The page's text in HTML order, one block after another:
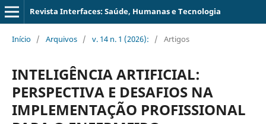
Revista Interfaces: Saúde, Humanas e Tecnologia
Início / Arquivos / v. 14 n. 1 (2026): / Artigos
INTELIGÊNCIA ARTIFICIAL:
PERSPECTIVA E DESAFIOS NA
IMPLEMENTAÇÃO PROFISSIONAL